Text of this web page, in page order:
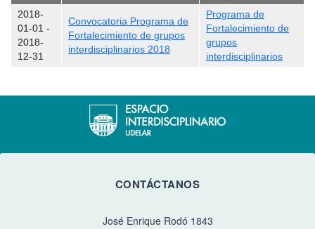
2018-
01-01 -
2018-
12-31
Convocatoria Programa de
Fortalecimiento de grupos
interdisciplinarios 2018
Programa de
Fortalecimiento de
grupos
interdisciplinarios
CONTÁCTANOS
José Enrique Rodó 1843